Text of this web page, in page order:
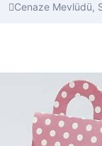
Cenaze Mevlüdü,